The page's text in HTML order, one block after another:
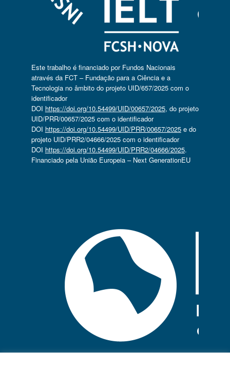
Este trabalho é financiado por Fundos Nacionais
através da FCT – Fundação para a Ciência e a
Tecnologia no âmbito do projeto UID/657/2025 com o
identificador
DOI https://doi.org/10.54499/UID/00657/2025, do projeto
UID/PRR/00657/2025 com o identificador
DOI https://doi.org/10.54499/UID/PRR/00657/2025e do
projeto UID/PRR2/04666/2025 com o identificador
DOI https://doi.org/10.54499/UID/PRR2/04666/2025.
Financiado pela União Europeia – Next GenerationEU